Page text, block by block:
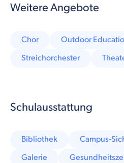
Weitere Angebote
Chor Outdoor
Streichorchester
Schulausstattung
Bibliothek
Campus-
Galerie